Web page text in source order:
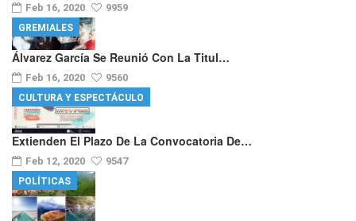
Feb 16, 2020 9959
Álvarez García Se Reunió Con La Titul…
Feb 16, 2020 9560
GREMIALES
Extienden El Plazo De La Convocatoria De…
Feb 12, 2020 9547
CULTURA Y ESPECTÁCULO
POLÍTICAS